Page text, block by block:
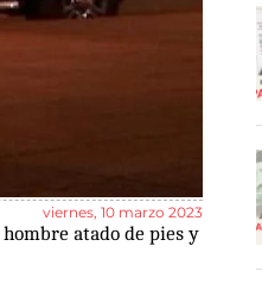
viernes, 10 marzo 2023
atado de pies y